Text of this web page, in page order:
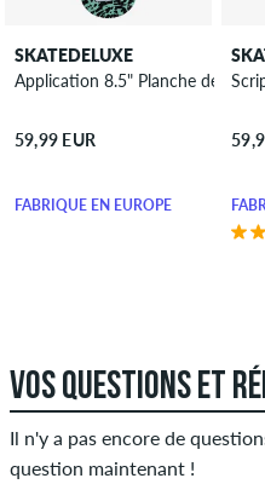
SKATEDELUXE
Application 8.5" Planche de
59,99 EUR
FABRIQUÉ EN EUROPE
VOS QUESTIONS ET
Il n'y a pas encore de
question maintenant !